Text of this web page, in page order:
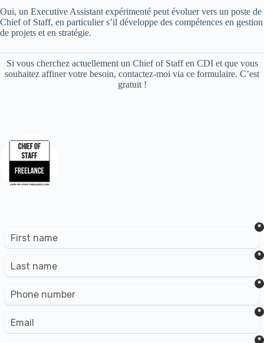
Oui, un Executive Assistant expérimenté peut évoluer vers un poste de
Chief of Staff, en particulier s’il développe des compétences en gestion
de projets et en stratégie.
Si vous cherchez actuellement un Chief of Staff en CDI et que vous
souhaitez affiner votre besoin, contactez-moi via ce formulaire. C’est
gratuit !